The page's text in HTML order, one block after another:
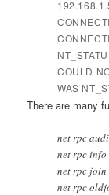
COULD
WAS
There are many
net rpc
net rpc info
net rpc join
net rpc